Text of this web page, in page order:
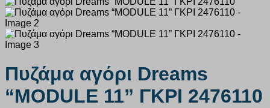
Πυζάμα αγόρι Dreams
“MODULE 11” ΓΚΡΙ 2476110